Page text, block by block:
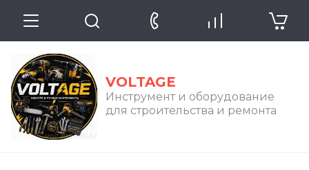
VOLTAGE
Инструмент и оборудование
для строительства и ремонта